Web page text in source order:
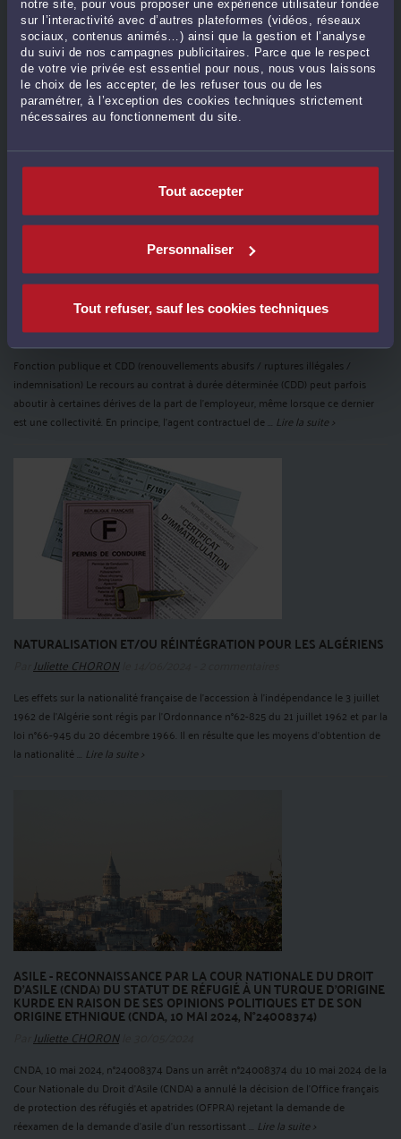
notre site, pour vous proposer une expérience utilisateur fondée
sur l’interactivité avec d’autres plateformes (vidéos, réseaux
sociaux, contenus animés…) ainsi que la gestion et l’analyse
du suivi de nos campagnes publicitaires. Parce que le respect
de votre vie privée est essentiel pour nous, nous vous laissons
le choix de les accepter, de les refuser tous ou de les
paramétrer, à l’exception des cookies techniques strictement
nécessaires au fonctionnement du site.
Tout accepter
Personnaliser
Tout refuser, sauf les cookies techniques
En juillet et août 2024, la circulation à PARIS sera limitée à l’occasion des Jeux
Olympiques et paralympiques. Retour sur les itinéraires (im)possibles. Pendant
toute la période des Jeux, des périmètres de sécurité entraîneront de fortes
restrictions d’accès pour ...Lire la suite >
FONCTION PUBLIQUE ET RUPTURE DU CDD ✒️
ParJuliette CHORONle 03/07/2024
Fonction publique et CDD (renouvellements abusifs / ruptures illégales /
indemnisation) Le recours au contrat à durée déterminée (CDD) peut parfois
aboutir à certaines dérives de la part de l'employeur, même lorsque ce dernier
est une collectivité. En principe, l’agent contractuel de ... Lire la suite >
NATURALISATION ET/OU RÉINTÉGRATION POUR LES ALGÉRIENS
Juliette CHORONle 14/06/2024 - 2 commentaires
Les effets sur la nationalité française de l’accession à l’indépendance le 3 juillet
1962 de l’Algérie sont régis par l’Ordonnance n°62-825 du 21 juillet 1962 et par la
loi n°66-945 du 20 décembre 1966. Il en résulte que les moyens d’obtention de
la nationalité ... Lire la suite >
ASILE - RECONNAISSANCE PAR LA COUR NATIONALE DU DROIT
D’ASILE (CNDA) DU STATUT DE RÉFUGIÉ À UN TURQUE D’ORIGINE
KURDE EN RAISON DE SES OPINIONS POLITIQUES ET DE SON
ORIGINE ETHNIQUE (CNDA, 10 MAI 2024, N°24008374)
Juliette CHORONle 30/05/2024
CNDA, 10 mai 2024, n°24008374 Dans un arrêt n°24008374 du 10 mai 2024 de la
Cour Nationale du Droit d’Asile (CNDA) a annulé la décision de l’Office français
de protection des réfugiés et apatrides (OFPRA) rejetant la demande de
réexamen de la demande d’asile d’un ressortissant ... Lire la suite >